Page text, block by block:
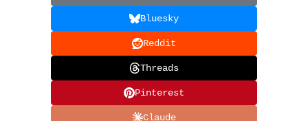
Bluesky
Reddit
Threads
Pinterest
Claude